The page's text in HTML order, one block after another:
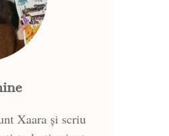
Xaara și scriu